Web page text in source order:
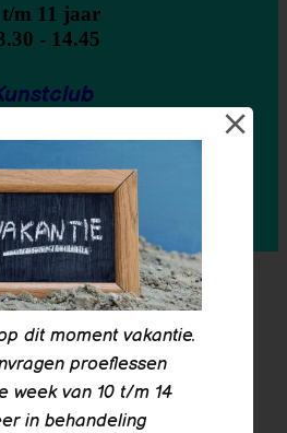
m 11 jaar
- 14.45
m 11 jaar
- 17.15
t/m 11 jaar
dit moment vakantie.
proeflessen
week van 10 t/m 14
in behandeling